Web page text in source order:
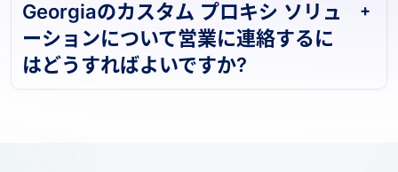
Georgiaのカスタム プロキシ ソリュ
ーションについて営業に連絡するに
はどうすればよいですか?